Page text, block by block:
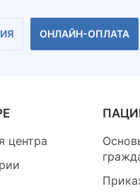
ОНЛАЙН-ОПЛАТА
центра